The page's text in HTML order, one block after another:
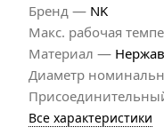
Бренд — NK
Макс. рабочая
Материал —
Диаметр
Все характеристики